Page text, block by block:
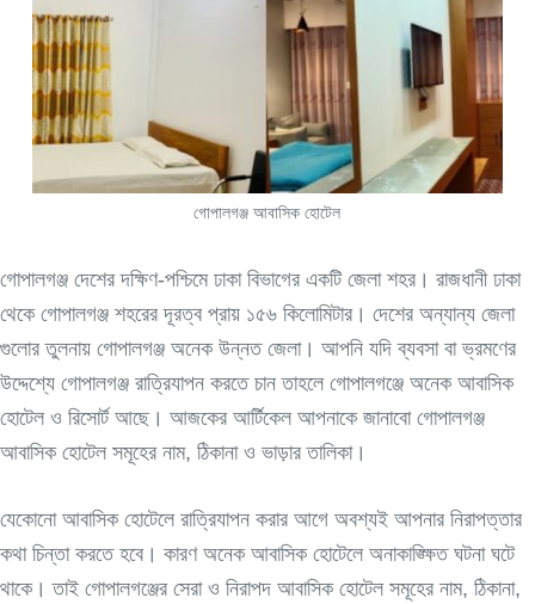
গোপালগঞ্জ আবাসিক হোটেল
গোপালগঞ্জ দেশের দক্ষিণ-পশ্চিমে ঢাকা বিভাগের একটি জেলা শহর। রাজধানী ঢাকা
থেকে গোপালগঞ্জ শহরের দূরত্ব প্রায় ১৫৬ কিলোমিটার। দেশের অন্যান্য জেলা
গুলোর তুলনায় গোপালগঞ্জ অনেক উন্নত জেলা। আপনি যদি ব্যবসা বা ভ্রমণের
উদ্দেশ্যে গোপালগঞ্জ রাত্রিযাপন করতে চান তাহলে গোপালগঞ্জে অনেক আবাসিক
হোটেল ও রিসোর্ট আছে। আজকের আর্টিকেল আপনাকে জানাবো গোপালগঞ্জ
আবাসিক হোটেল সমূহের নাম, ঠিকানা ও ভাড়ার তালিকা।
যেকোনো আবাসিক হোটেলে রাত্রিযাপন করার আগে অবশ্যই আপনার নিরাপত্তার
কথা চিন্তা করতে হবে। কারণ অনেক আবাসিক হোটেলে অনাকাঙ্ক্ষিত ঘটনা ঘটে
থাকে। তাই গোপালগঞ্জের সেরা ও নিরাপদ আবাসিক হোটেল সমূহের নাম, ঠিকানা,